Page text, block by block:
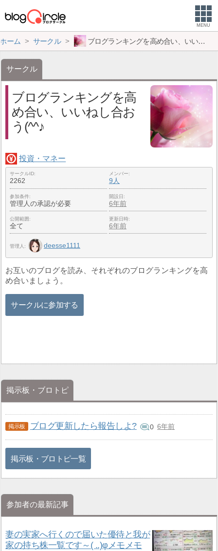
MENU
ホーム サークル ブログランキングを高め合い、いいねし合おう(^^♪
サークル
ブログランキングを高
め合い、いいねし合お
う(^^♪
投資・マネー
サークルID
2262
メンバー
9人
参加条件
管理人の承認が必要
開設日
6年前
公開範囲
全て
更新日時
6年前
管理人 deesse1111
お互いのブログを読み、それぞれのブログランキングを高
め合いましょう。
サークルに参加する
掲示板・ブロトピ
ブログ更新したら報告しよ? 0 6年前
掲示板・ブロトピ一覧
参加者の最新記事
妻の実家へ行くので届いた優待と我が
家の持ち株一覧です～( ..)φメモメモ